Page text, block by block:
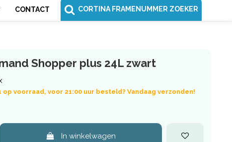
CORTINA FRAMENUMMER ZOEKER
CONTACT
Shopper plus 24L zwart
op voorraad, voor 21:00 uur besteld? Vandaag verzonden!
In winkelwagen